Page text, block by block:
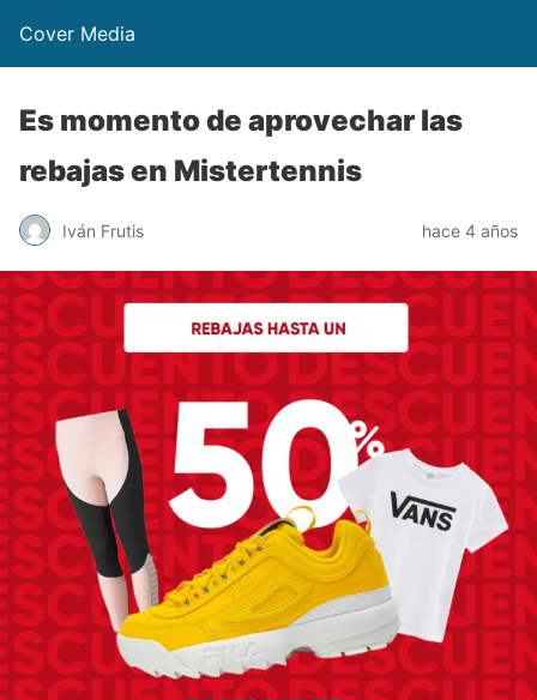
Cover Media
Es momento de aprovechar las
rebajas en Mistertennis
Iván Frutis hace 4 años